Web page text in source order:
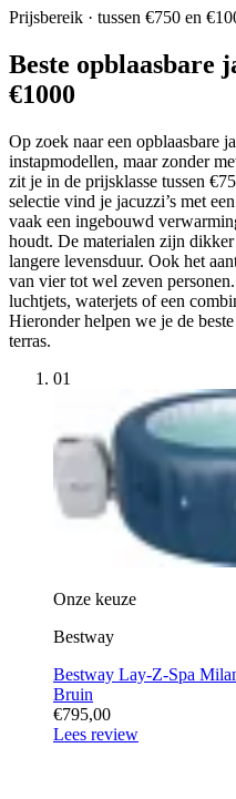
Prijsbereik · tussen €750 en
Beste opblaasbare
€1000
Op zoek naar een opblaasbare
instapmodellen, maar zonder
zit je in de prijsklasse tussen
selectie vind je jacuzzi’s met
vaak een ingebouwd
houdt. De materialen zijn
langere levensduur. Ook het
van vier tot wel zeven
luchtjets, waterjets of een
Hieronder helpen we je de
terras.
01
Onze keuze
Bestway
Bestway Lay-Z-Spa
Bruin
€795,00
Lees review